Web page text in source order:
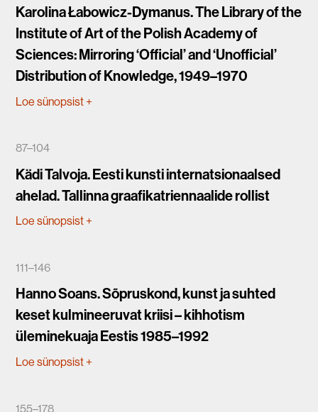
Karolina Łabowicz-Dymanus. The Library of the
Institute of Art of the Polish Academy of
Sciences: Mirroring ‘Official’ and ‘Unofficial’
Distribution of Knowledge, 1949–1970
Loe sünopsist+
87–104
Kädi Talvoja. Eesti kunsti internatsionaalsed
ahelad. Tallinna graafikatriennaalide rollist
Loe sünopsist+
111–146
Hanno Soans. Sõpruskond, kunst ja suhted
keset kulmineeruvat kriisi – kihhotism
üleminekuaja Eestis 1985–1992
Loe sünopsist+
155–178